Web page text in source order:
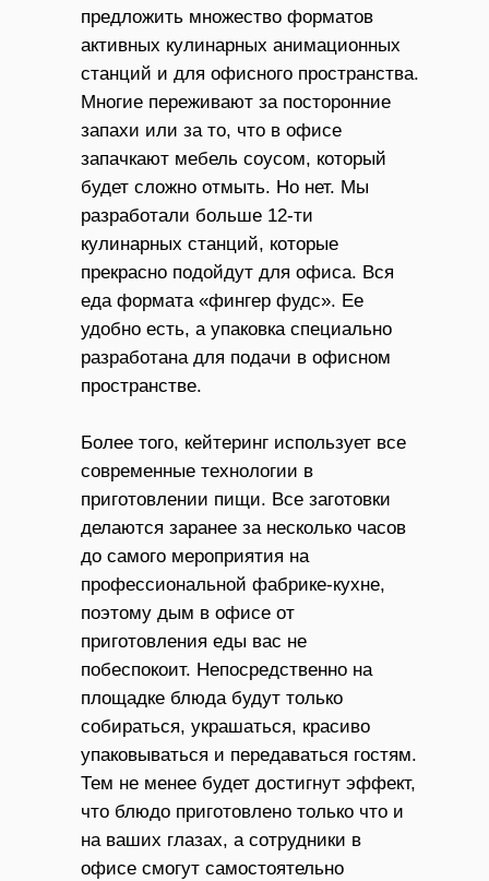
предложить множество форматов
активных кулинарных анимационных
станций и для офисного пространства.
Многие переживают за посторонние
запахи или за то, что в офисе
запачкают мебель соусом, который
будет сложно отмыть. Но нет. Мы
разработали больше 12-ти
кулинарных станций, которые
прекрасно подойдут для офиса. Вся
еда формата «фингер фудс». Ее
удобно есть, а упаковка специально
разработана для подачи в офисном
пространстве.
Более того, кейтеринг использует все
современные технологии в
приготовлении пищи. Все заготовки
делаются заранее за несколько часов
до самого мероприятия на
профессиональной фабрике-кухне,
поэтому дым в офисе от
приготовления еды вас не
побеспокоит. Непосредственно на
площадке блюда будут только
собираться, украшаться, красиво
упаковываться и передаваться гостям.
Тем не менее будет достигнут эффект,
что блюдо приготовлено только что и
на ваших глазах, а сотрудники в
офисе смогут самостоятельно